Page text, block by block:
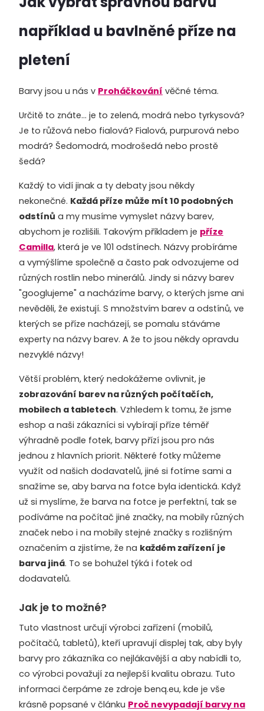
například u bavlněné příze na
pletení
Barvy jsou u nás v Proháčkování věčné téma.
Určitě to znáte... je to zelená, modrá nebo tyrkysová?
Je to růžová nebo fialová? Fialová, purpurová nebo
modrá? Šedomodrá, modrošedá nebo prostě
šedá?
Každý to vidí jinak a ty debaty jsou někdy
nekonečné. Každá příze může mít 10 podobných
odstínů a my musíme vymyslet názvy barev,
abychom je rozlišili. Takovým příkladem je příze
Camilla, která je ve 101 odstínech. Názvy probíráme
a vymýšlíme společně a často pak odvozujeme od
různých rostlin nebo minerálů. Jindy si názvy barev
"googlujeme" a nacházíme barvy, o kterých jsme ani
nevěděli, že existují. S množstvím barev a odstínů, ve
kterých se příze nacházejí, se pomalu stáváme
experty na názvy barev. A že to jsou někdy opravdu
nezvyklé názvy!
Větší problém, který nedokážeme ovlivnit, je
zobrazování barev na různých počítačích,
mobilech a tabletech. Vzhledem k tomu, že jsme
eshop a naši zákazníci si vybírají příze téměř
výhradně podle fotek, barvy přízí jsou pro nás
jednou z hlavních priorit. Některé fotky můžeme
využít od našich dodavatelů, jiné si fotíme sami a
snažíme se, aby barva na fotce byla identická. Když
už si myslíme, že barva na fotce je perfektní, tak se
podíváme na počítač jiné značky, na mobily různých
značek nebo i na mobily stejné značky s rozlišným
označením a zjistíme, že na každém zařízení je
barva jiná. To se bohužel týká i fotek od
dodavatelů.
Jak je to možné?
Tuto vlastnost určují výrobci zařízení (mobilů,
počítačů, tabletů), kteří upravují displej tak, aby byly
barvy pro zákazníka co nejlákavější a aby nabídli to,
co výrobci považují za nejlepší kvalitu obrazu. Tuto
informaci čerpáme ze zdroje benq.eu, kde je vše
krásně popsané v článku Proč nevypadají barvy na